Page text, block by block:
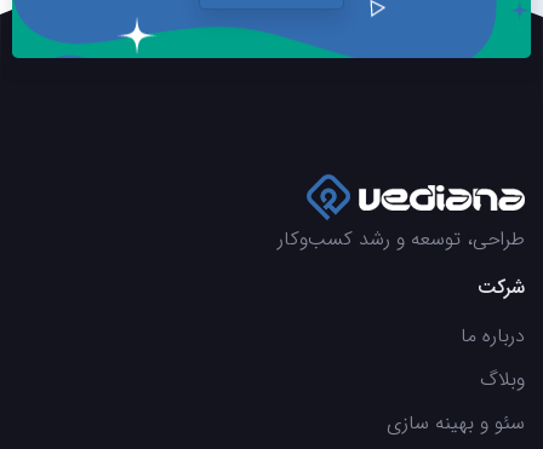
طراحی، توسعه و رشد کسب‌وکار
شرکت
درباره ما
وبلاگ
سئو و بهینه سازی